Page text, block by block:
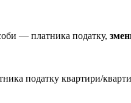
— платника податку,
податку квартири/